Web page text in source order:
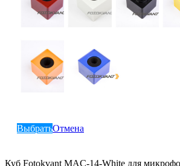
ВыбратьОтмена
Куб Fotokvant MAC-14-White для